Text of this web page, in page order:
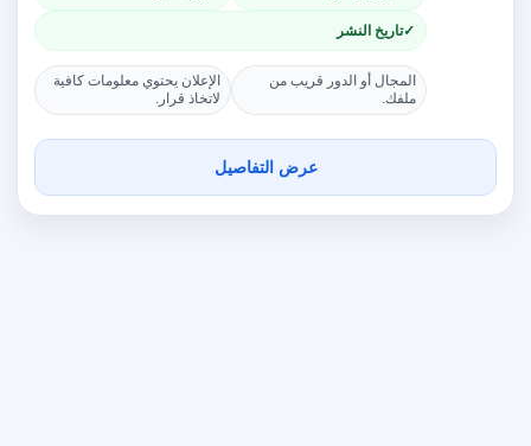
تاريخ النشر
المجال أو الدور قريب من
ملفك.
الإعلان يحتوي معلومات كافية
لاتخاذ قرار.
عرض التفاصيل